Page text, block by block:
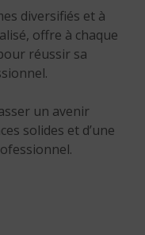
diversifiés et à
offre à chaque
réussir sa
un avenir
solides et d’une